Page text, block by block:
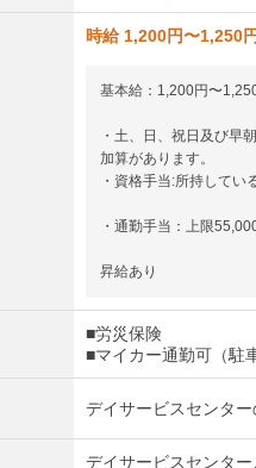
時給 1,200円〜1,250円
基本給：1,200円〜
・土、日、祝日及び早
加算があります。
・資格手当:所持してい
・通勤手当：上限
昇給あり
■労災保険
■マイカー通勤可（駐
デイサービスセンター
デイサービスセンタ